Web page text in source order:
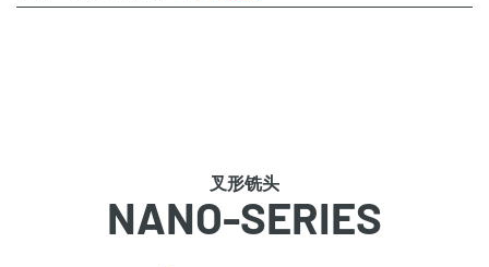
叉形铣头
NANO-SERIES